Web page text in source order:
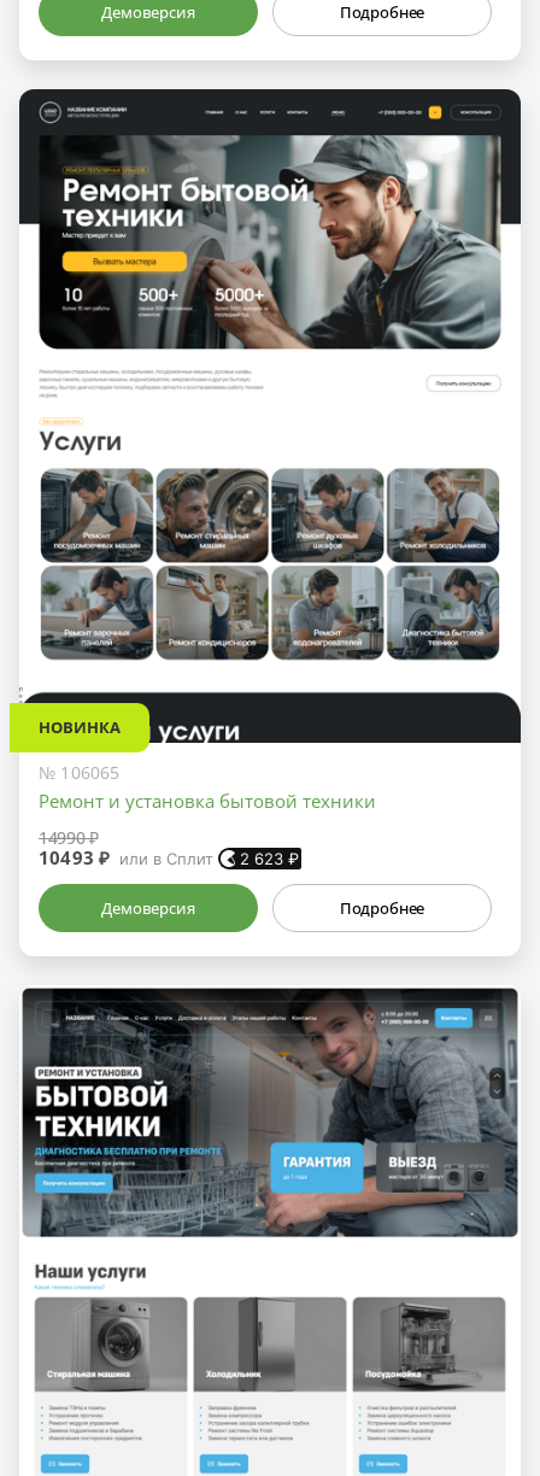
Демоверсия Подробнее
НОВИНКА
№ 106065
Ремонт и установка бытовой техники
14990 ₽
10493 ₽ или в Сплит 2 623 ₽
Демоверсия Подробнее